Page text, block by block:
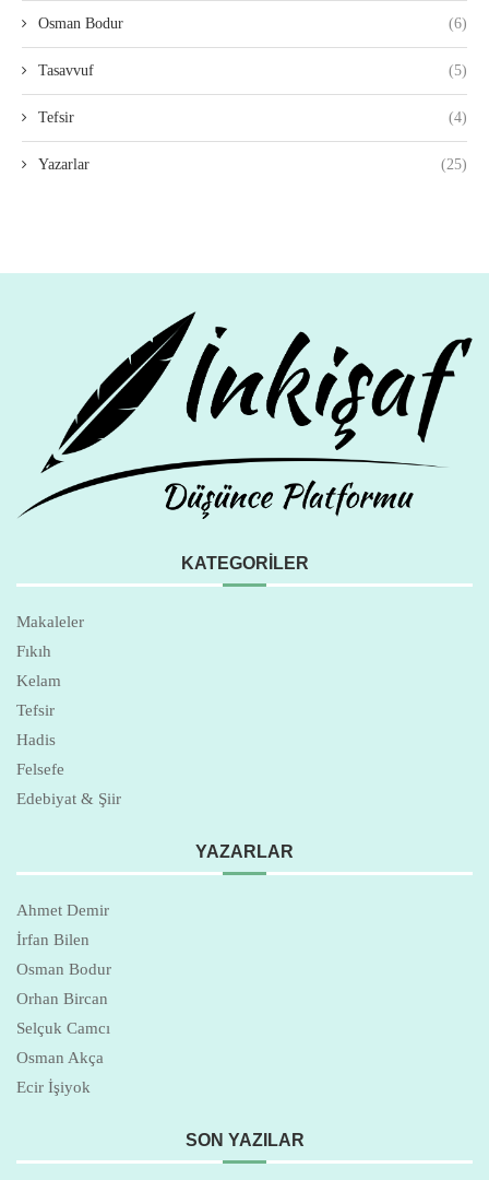
Osman Bodur (6)
Tasavvuf (5)
Tefsir (4)
Yazarlar (25)
KATEGORILER
Makaleler
Fıkıh
Kelam
Tefsir
Hadis
Felsefe
Edebiyat & Şiir
YAZARLAR
Ahmet Demir
İrfan Bilen
Osman Bodur
Orhan Bircan
Selçuk Camcı
Osman Akça
Ecir İşiyok
SON YAZILAR